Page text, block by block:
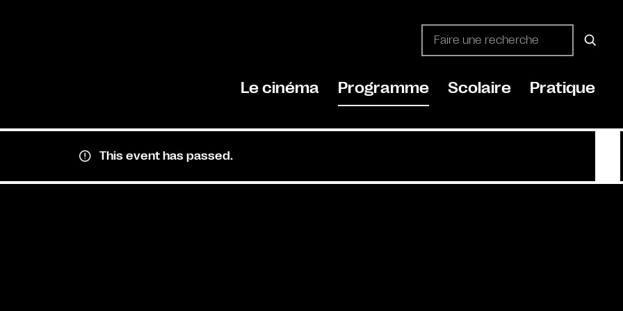
Le cinéma Programme Scolaire Pratique
This event has passed.